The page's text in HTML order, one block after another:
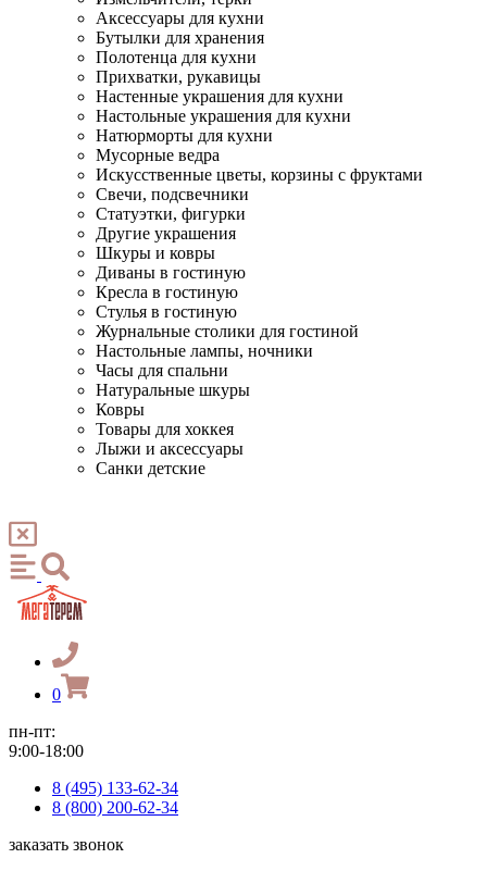
Аксессуары для кухни
Бутылки для хранения
Полотенца для кухни
Прихватки, рукавицы
Настенные украшения для кухни
Настольные украшения для кухни
Натюрморты для кухни
Мусорные ведра
Искусственные цветы, корзины с фруктами
Свечи, подсвечники
Статуэтки, фигурки
Другие украшения
Шкуры и ковры
Диваны в гостиную
Кресла в гостиную
Стулья в гостиную
Журнальные столики для гостиной
Настольные лампы, ночники
Часы для спальни
Натуральные шкуры
Ковры
Товары для хоккея
Лыжи и аксессуары
Санки детские
0
пн-пт:
9:00-18:00
8 (495) 133-62-34
8 (800) 200-62-34
заказать звонок